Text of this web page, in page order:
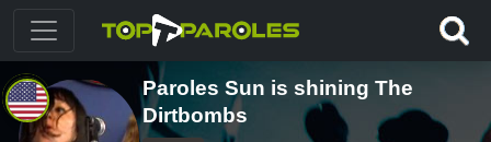
Paroles Sun is shining The
Dirtbombs